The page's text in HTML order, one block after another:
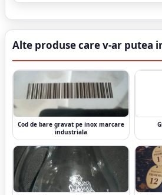
Alte produse care v-ar putea
Cod de bare gravat pe inox marcare
industriala